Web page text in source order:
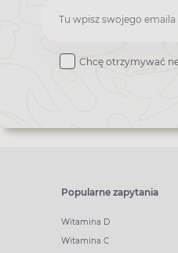
Zapisz
do
Chcę otrzymywać
Popularne zapytania
Witamina D
Witamina C